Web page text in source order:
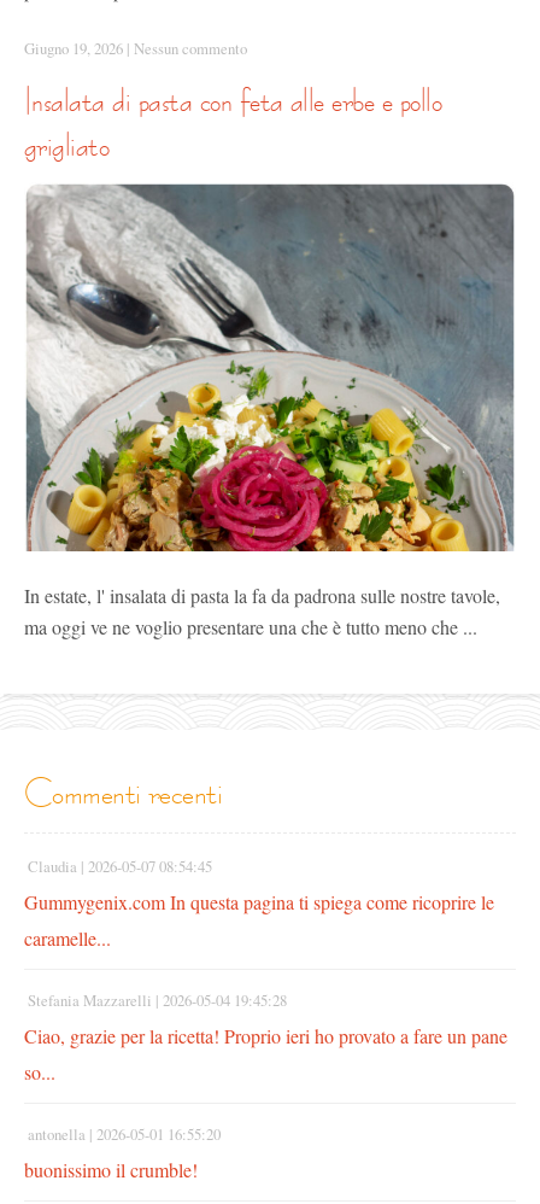
Giugno 19, 2026 | Nessun commento
insalata di pasta con feta alle erbe e pollo
grigliato
In estate, l' insalata di pasta la fa da padrona sulle nostre tavole,
ma oggi ve ne voglio presentare una che è tutto meno che ...
commenti recenti
Claudia | 2026-05-07 08:54:45
Gummygenix.com In questa pagina ti spiega come ricoprire le
caramelle...
Stefania Mazzarelli | 2026-05-04 19:45:28
Ciao, grazie per la ricetta! Proprio ieri ho provato a fare un pane
so...
antonella | 2026-05-01 16:55:20
buonissimo il crumble!